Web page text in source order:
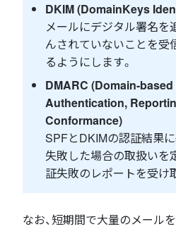
DKIM (DomainKeys
メールにデジタル署名を
んされていないことを受
るようにします。
DMARC (Domain-
Authentication,
Conformance)
SPFとDKIMの認証結果
失敗した場合の取扱いを
証失敗のレポートを受け
なお、短期間で大量のメール